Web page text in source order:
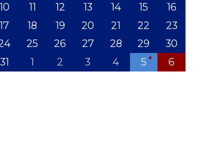
10
11 12 13 14 15
16
17
18 19 20 21 22
23
25 26 27 28 29
30
31
1 2 3 4 5 6